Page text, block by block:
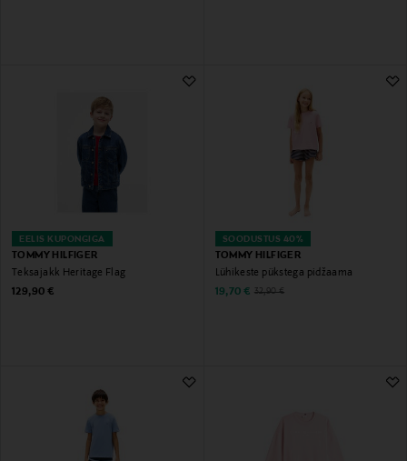
EELIS KUPONGIGA
TOMMY HILFIGER
Teksajakk Heritage Flag
Original Price
129,90 €
SOODUSTUS 40%
TOMMY HILFIGER
Lühikeste pükstega pidžaama
Discounted Price
19,70 € Original Price
32,90 €